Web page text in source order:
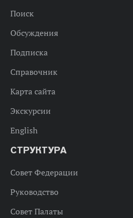
Поиск
Обсуждения
Подписка
Справочник
Карта сайта
Экскурсии
English
СТРУКТУРА
Совет Федерации
Руководство
Совет Палаты